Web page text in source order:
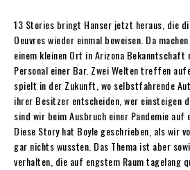
13 Stories bringt Hanser jetzt heraus, die
Oeuvres wieder einmal beweisen. Da
einem kleinen Ort in Arizona
Personal einer Bar. Zwei Welten treffen
spielt in der Zukunft, wo selbstfahrende
ihrer Besitzer entscheiden, wer einsteigen
sind wir beim Ausbruch einer Pandemie
Diese Story hat Boyle geschrieben, als wir
gar nichts wussten. Das Thema ist aber
verhalten, die auf engstem Raum tagelang